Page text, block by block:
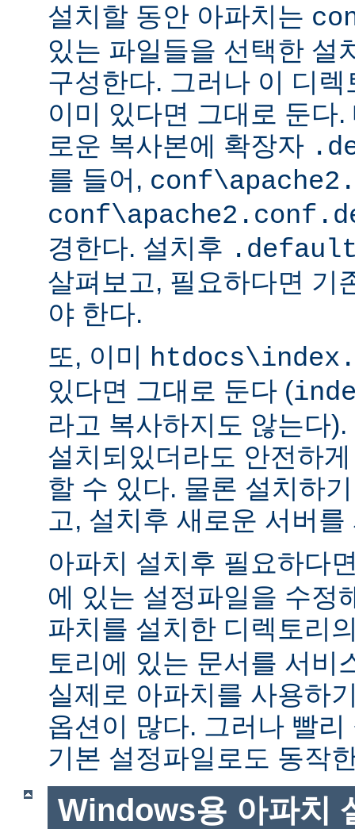
설치할 동안 아파치는
있는 파일들을 선택한 설
구성한다. 그러나 이 디
이미 있다면 그대로 둔다
로운 복사본에 확장자
를 들어,
경한다. 설치후
살펴보고, 필요하다면 기
야 한다.
또, 이미
있다면 그대로 둔다 (
라고 복사하지도 않는다
설치되있더라도 안전하
할 수 있다. 물론 설치하
고, 설치후 새로운 서버
아파치 설치후 필요하다
에 있는 설정파일을 수정
파치를 설치한 디렉토리
토리에 있는 문서를 서비
실제로 아파치를 사용하
옵션이 많다. 그러나 빨
기본 설정파일로도 동작
Windows용 아파치